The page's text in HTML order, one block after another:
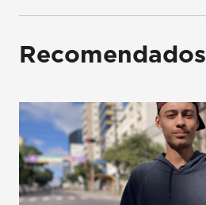
Recomendados